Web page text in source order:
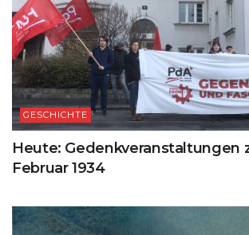
GESCHICHTE
Heute: Gedenkveranstaltungen
Februar 1934